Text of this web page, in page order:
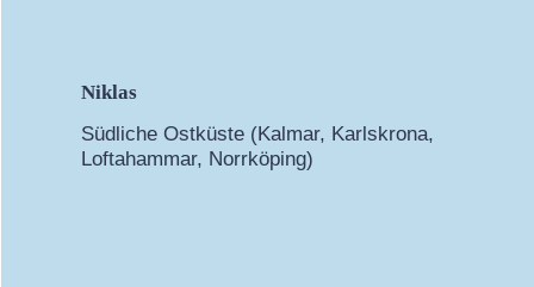
Niklas
Südliche Ostküste (Kalmar, Karlskrona,
Loftahammar, Norrköping)